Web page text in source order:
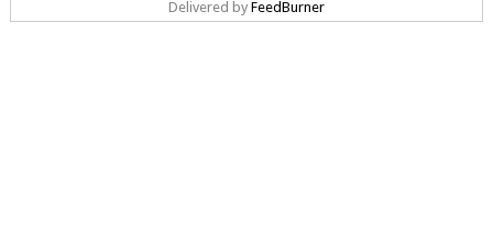
Delivered by FeedBurner